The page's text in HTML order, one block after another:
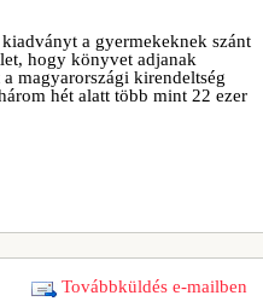
a gyermekeknek szánt
hogy könyvet adjanak
magyarországi kirendeltség
hét alatt több mint 22 ezer
Továbbküldés e-mailben